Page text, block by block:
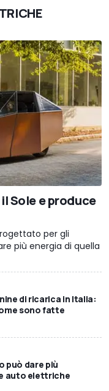
Sole e produce
per gli
più energia di quella
di ricarica in Italia:
sono fatte
può dare più
auto elettriche